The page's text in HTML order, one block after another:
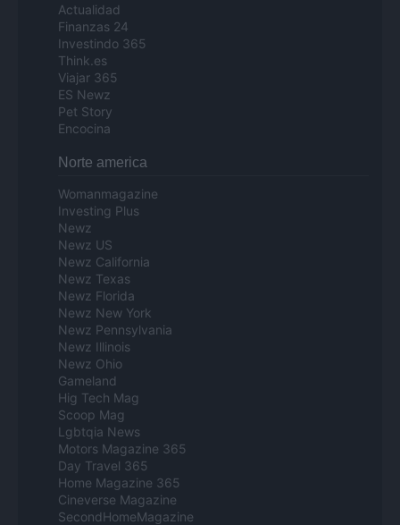
Actualidad
Finanzas 24
Investindo 365
Think.es
Viajar 365
ES Newz
Pet Story
Encocina
Norte america
Womanmagazine
Investing Plus
Newz
Newz US
Newz California
Newz Texas
Newz Florida
Newz New York
Newz Pennsylvania
Newz Illinois
Newz Ohio
Gameland
Hig Tech Mag
Scoop Mag
Lgbtqia News
Motors Magazine 365
Day Travel 365
Home Magazine 365
Cineverse Magazine
SecondHomeMagazine